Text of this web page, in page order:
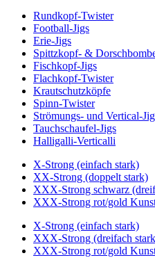
Rundkopf-Twister
Football-Jigs
Erie-Jigs
Spittzkopf- &
Fischkopf-Jigs
Flachkopf-Twister
Krautschutzköpfe
Spinn-Twister
Strömungs- und Vertical-Jig
Tauchschaufel-Jigs
Halligalli-Verticalli
X-Strong (einfach stark)
XX-Strong (doppelt stark)
XXX-Strong schwarz
XXX-Strong rot/gold
X-Strong (einfach stark)
XXX-Strong (dreifach
XXX-Strong rot/gold